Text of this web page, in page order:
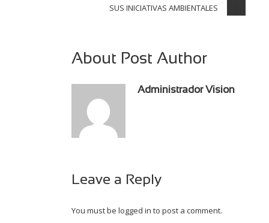
SUS INICIATIVAS AMBIENTALES
About Post Author
Administrador Vision
Leave a Reply
You must be logged in to post a comment.